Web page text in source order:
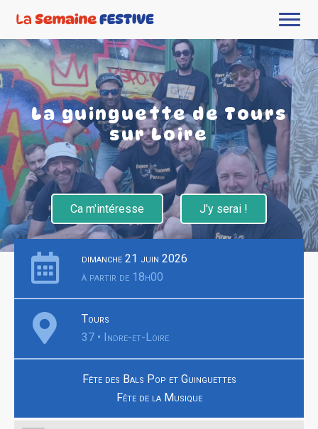
La guinguette de Tours
sur Loire
Ca m'intéresse J'y serai !
dimanche 21 juin 2026
à partir de 18h00
Tours
37 • Indre-et-Loire
Fête des Bals Pop et Guinguettes
Fête de la Musique